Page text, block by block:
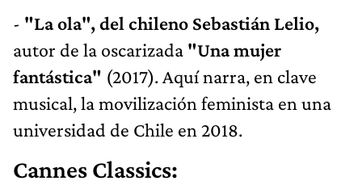
- "La ola", del chileno Sebastián Lelio,
autor de la oscarizada "Una mujer
fantástica" (2017). Aquí narra, en clave
musical, la movilización feminista en una
universidad de Chile en 2018.
Cannes Classics: